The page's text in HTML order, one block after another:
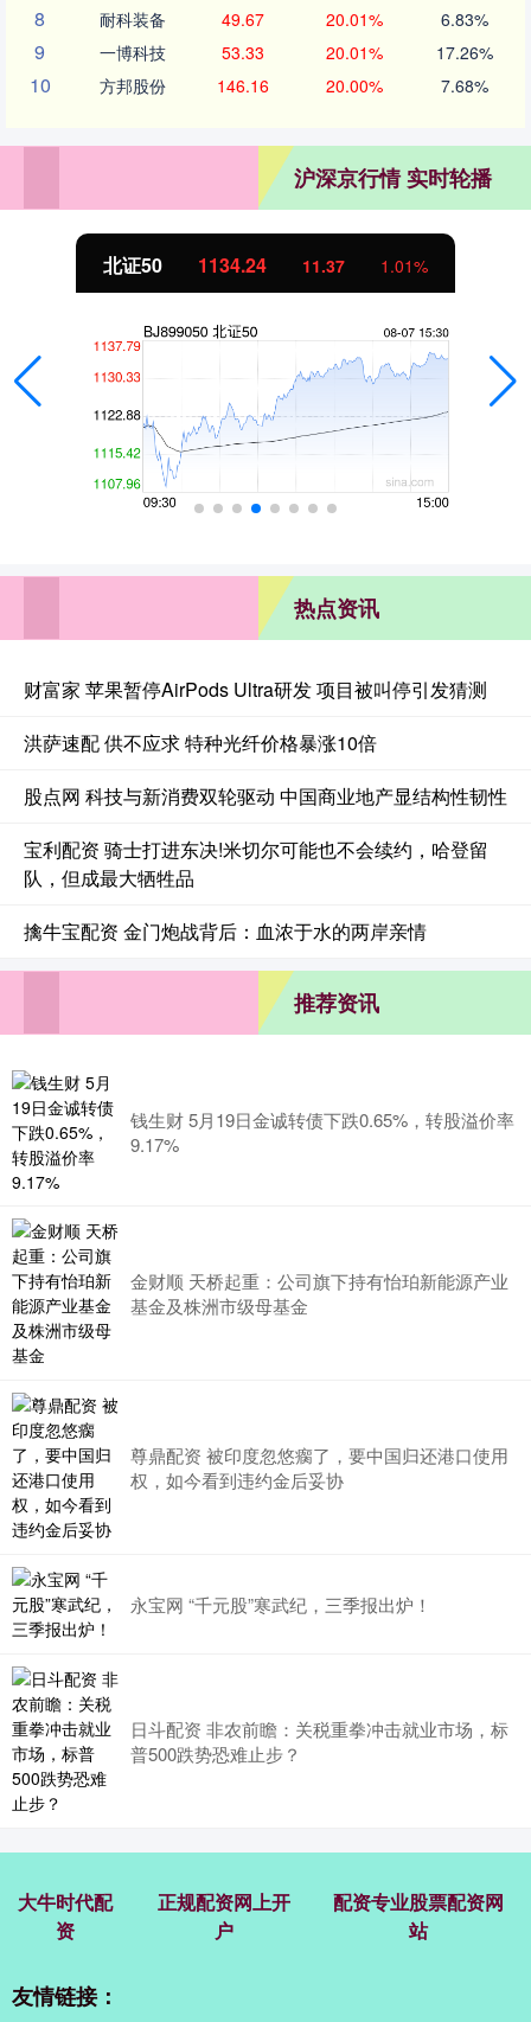
8 耐科装备 49.67 20.01% 6.83%
9 一博科技 53.33 20.01% 17.26%
10 方邦股份 146.16 20.00% 7.68%
沪深京行情 实时轮播
北证50 1134.24 11.37 1.01%
热点资讯
财富家 苹果暂停AirPods Ultra研发 项目被叫停引发猜测
洪萨速配 供不应求 特种光纤价格暴涨10倍
股点网 科技与新消费双轮驱动 中国商业地产显结构性韧性
宝利配资 骑士打进东决!米切尔可能也不会续约，哈登留
队，但成最大牺牲品
擒牛宝配资 金门炮战背后：血浓于水的两岸亲情
推荐资讯
钱生财 5月19日金诚转债下跌0.65%，转股溢价率
9.17%
金财顺 天桥起重：公司旗下持有怡珀新能源产业
基金及株洲市级母基金
尊鼎配资 被印度忽悠瘸了，要中国归还港口使用
权，如今看到违约金后妥协
永宝网 “千元股”寒武纪，三季报出炉！
日斗配资 非农前瞻：关税重拳冲击就业市场，标
普500跌势恐难止步？
大牛时代配
资
正规配资网上开
户
配资专业股票配资网
站
友情链接：